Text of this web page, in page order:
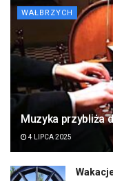
WAŁBRZYCH
Muzyka przybliża
4 LIPCA 2025